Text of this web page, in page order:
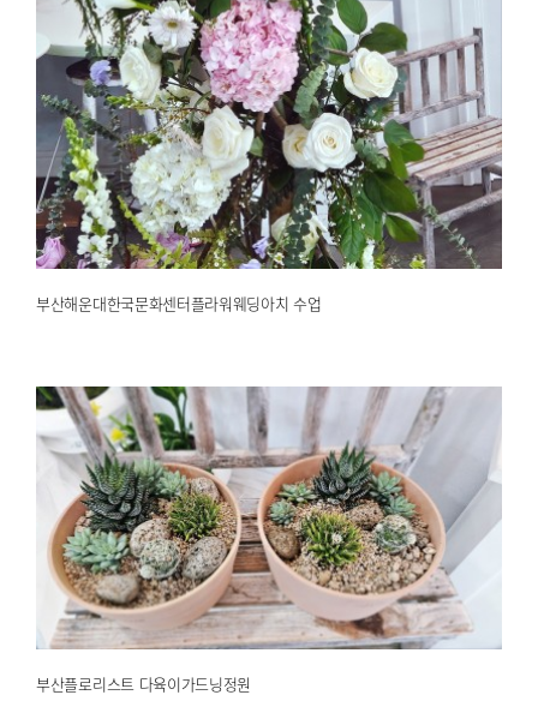
부산해운대한국문화센터플라워웨딩아치 수업
2025.02.19해운대한국문화센터
부산해운대한국문화센터플라워웨딩아치 수업
부산플로리스트 다육이가드닝정원
2025.02.18해운대한국문화센터
부산플로리스트 다육이가드닝정원